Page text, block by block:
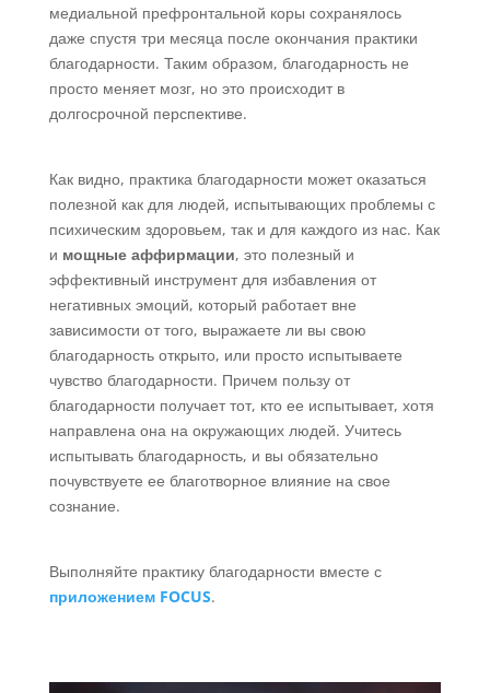
медиальной префронтальной коры сохранялось
даже спустя три месяца после окончания практики
благодарности. Таким образом, благодарность не
просто меняет мозг, но это происходит в
долгосрочной перспективе.
Как видно, практика благодарности может оказаться
полезной как для людей, испытывающих проблемы с
психическим здоровьем, так и для каждого из нас. Как
и мощные аффирмации, это полезный и
эффективный инструмент для избавления от
негативных эмоций, который работает вне
зависимости от того, выражаете ли вы свою
благодарность открыто, или просто испытываете
чувство благодарности. Причем пользу от
благодарности получает тот, кто ее испытывает, хотя
направлена она на окружающих людей. Учитесь
испытывать благодарность, и вы обязательно
почувствуете ее благотворное влияние на свое
сознание.
Выполняйте практику благодарности вместе с
приложением FOCUS.